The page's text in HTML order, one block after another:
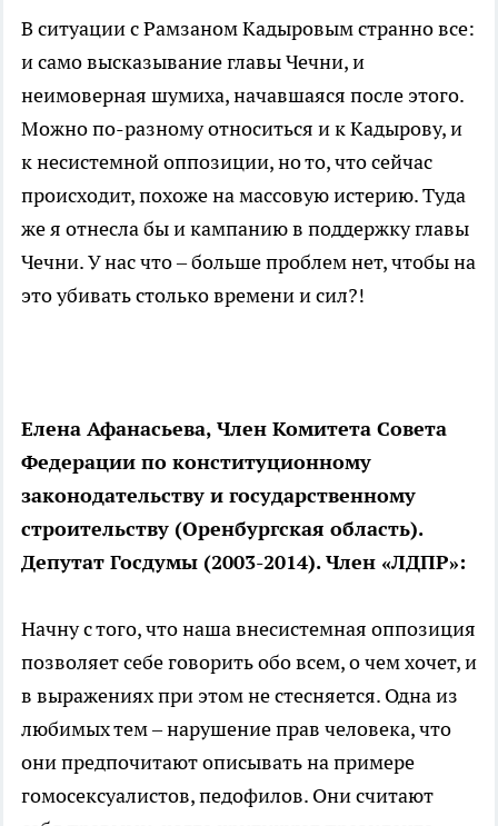
В ситуации с Рамзаном Кадыровым странно все:
и само высказывание главы Чечни, и
неимоверная шумиха, начавшаяся после этого.
Можно по-разному относиться и к Кадырову, и
к несистемной оппозиции, но то, что сейчас
происходит, похоже на массовую истерию. Туда
же я отнесла бы и кампанию в поддержку главы
Чечни. У нас что – больше проблем нет, чтобы на
это убивать столько времени и сил?!
Елена Афанасьева, Член Комитета Совета
Федерации по конституционному
законодательству и государственному
строительству (Оренбургская область).
Депутат Госдумы (2003-2014). Член «ЛДПР»:
Начну с того, что наша внесистемная оппозиция
позволяет себе говорить обо всем, о чем хочет, и
в выражениях при этом не стесняется. Одна из
любимых тем – нарушение прав человека, что
они предпочитают описывать на примере
гомосексуалистов, педофилов. Они считают